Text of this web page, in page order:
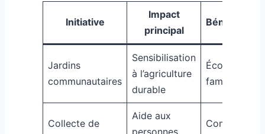
Initiative
Impact
principal
Jardins
communautaires
Sensibilisation
à l’agriculture
durable
Écoles,
familles
Collecte de
Aide aux
personnes
Communauté